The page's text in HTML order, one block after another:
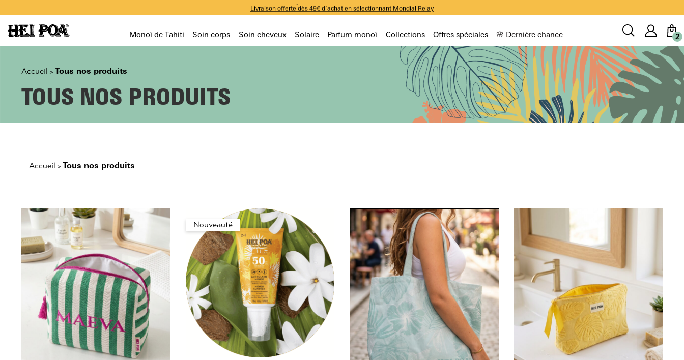
Livraison offerte dès 49€ d’achat en sélectionnant Mondial Relay
-10% sur votre première commande avec le code WELCOME
-10% sur votre première commande avec le code WELCOME
Monoï de Tahiti Soin corps Soin cheveux Solaire Parfum monoï Collections Offres spéciales 🌸 Dernière chance
Recherche
2
Accueil > Tous nos produits
TOUS NOS PRODUITS
Accueil > Tous nos produits
Nouveauté